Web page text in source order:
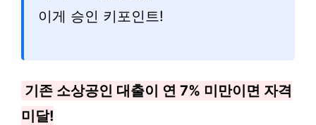
이게 승인 키포인트!
기존 소상공인 대출이 연 7% 미만이면 자격
미달!